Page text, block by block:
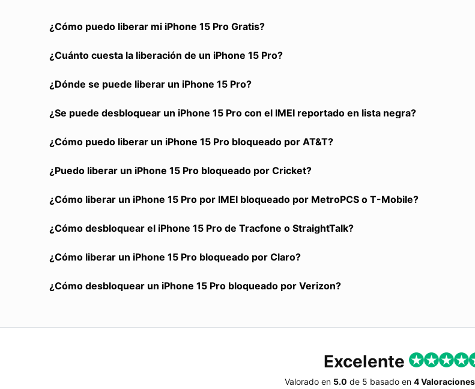
¿Cómo puedo liberar mi iPhone 15 Pro Gratis?
¿Cuánto cuesta la liberación de un iPhone 15 Pro?
¿Dónde se puede liberar un iPhone 15 Pro?
¿Se puede desbloquear un iPhone 15 Pro con el IMEI reportado en lista negra?
¿Cómo puedo liberar un iPhone 15 Pro bloqueado por AT&T?
¿Puedo liberar un iPhone 15 Pro bloqueado por Cricket?
¿Cómo liberar un iPhone 15 Pro por IMEI bloqueado por MetroPCS o T-Mobile?
¿Cómo desbloquear el iPhone 15 Pro de Tracfone o StraightTalk?
¿Cómo liberar un iPhone 15 Pro bloqueado por Claro?
¿Cómo desbloquear un iPhone 15 Pro bloqueado por Verizon?
Excelente
Valorado en 5.0 de 5 basado en 4